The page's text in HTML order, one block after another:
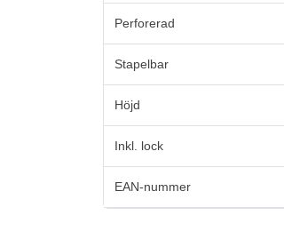
Perforerad
Stapelbar
Höjd
Inkl. lock
EAN-nummer